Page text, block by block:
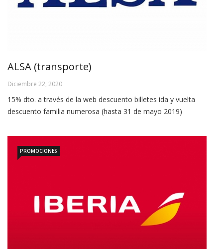
ALSA (transporte)
Diciembre 22, 2020
15% dto. a través de la web descuento billetes ida y vuelta
descuento familia numerosa (hasta 31 de mayo 2019)
PROMOCIONES